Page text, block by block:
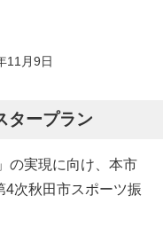
月9日
タープラン
の実現に向け、本市
4次秋田市スポーツ振